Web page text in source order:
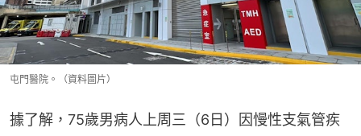
屯門醫院。（資料圖片）
據了解，75歲男病人上周三（6日）因慢性支氣管疾